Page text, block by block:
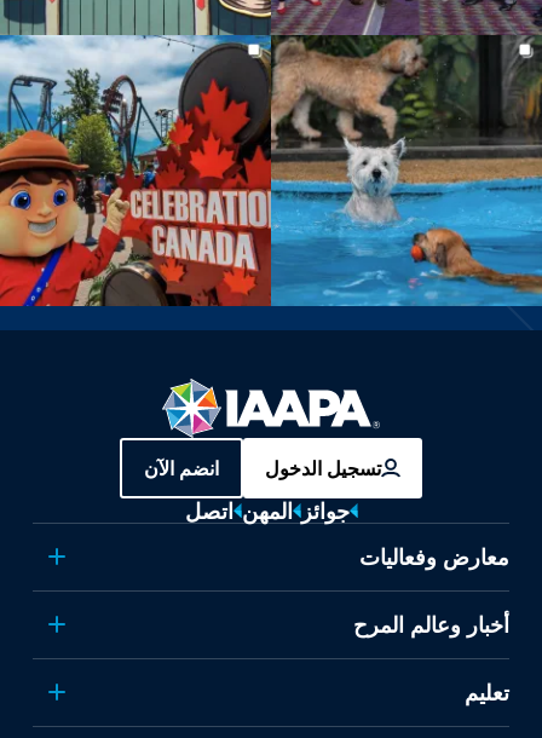
تسجيل الدخول انضم الآن
جوائز المهن اتصل
معارض وفعاليات
أخبار وعالم المرح
تعليم